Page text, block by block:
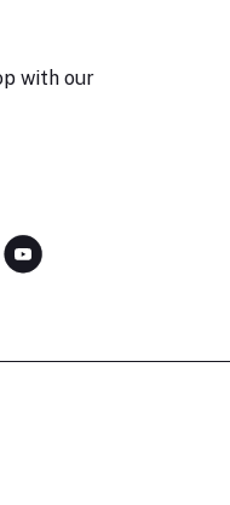
with our